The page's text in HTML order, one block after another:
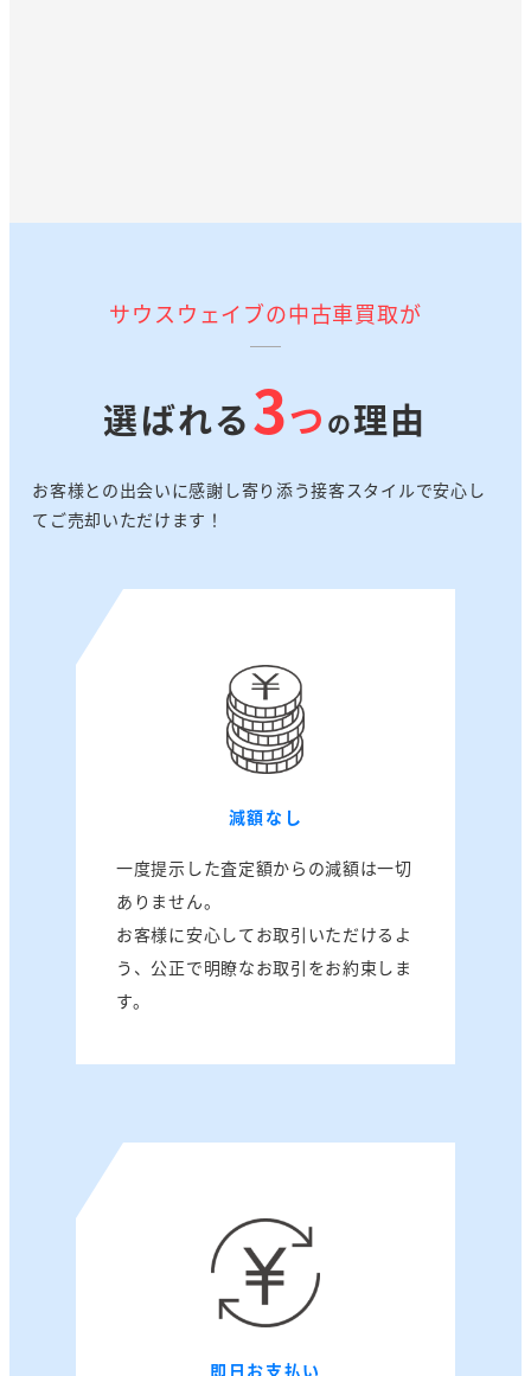
サウスウェイブの中古車買取が
選ばれる3つ の理由
お客様との出会いに感謝し寄り添う接客スタイルで安心し
てご売却いただけます！
減額なし
一度提示した査定額からの減額は一切
ありません。
お客様に安心してお取引いただけるよ
う、公正で明瞭なお取引をお約束しま
す。
即日お支払い